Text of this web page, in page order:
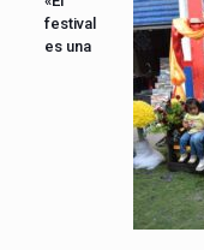
festival
es una